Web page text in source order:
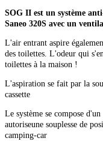
SOG II est un système
Saneo 320S avec un
L'air entrant aspire
des toilettes. L'odeur qui
toilettes à la maison !
L'aspiration se fait par la
cassette
Le système se compose
autoriseune souplesse de
camping-car